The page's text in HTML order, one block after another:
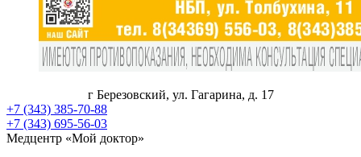
г Березовский, ул. Гагарина, д. 17
+7 (343) 385-70-88
+7 (343) 695-56-03
Медцентр «Мой доктор»